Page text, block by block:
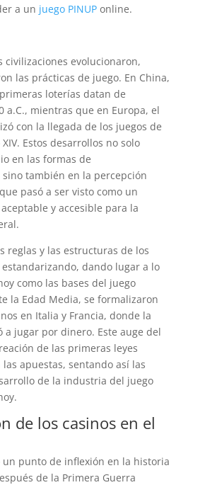
a un juego PINUPonline.
civilizaciones evolucionaron,
las prácticas de juego. En China,
loterías datan de
a.C., mientras que en Europa, el
con la llegada de los juegos de
Estos desarrollos no solo
en las formas de
también en la percepción
pasó a ser visto como un
y accesible para la
reglas y las estructuras de los
dando lugar a lo
como las bases del juego
la Edad Media, se formalizaron
en Italia y Francia, donde la
a jugar por dinero. Este auge del
de las primeras leyes
apuestas, sentando así las
de la industria del juego
de los casinos en el
un punto de inflexión en la historia
de la Primera Guerra